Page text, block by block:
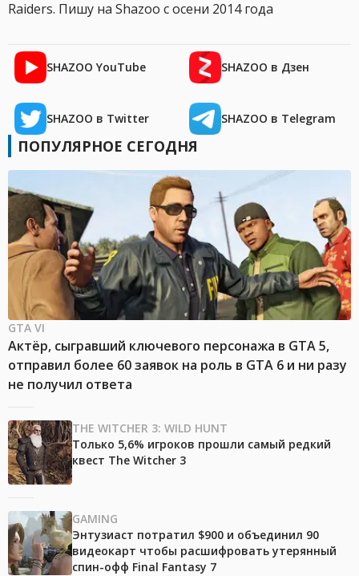
Raiders. Пишу на Shazoo с осени 2014 года
SHAZOO YouTube SHAZOO в Дзен
SHAZOO в Twitter SHAZOO в Telegram
ПОПУЛЯРНОЕ СЕГОДНЯ
GTA VI
Актёр, сыгравший ключевого персонажа в GTA 5,
отправил более 60 заявок на роль в GTA 6 и ни разу
не получил ответа
THE WITCHER 3: WILD HUNT
Только 5,6% игроков прошли самый редкий
квест The Witcher 3
GAMING
Энтузиаст потратил $900 и объединил 90
видеокарт чтобы расшифровать утерянный
спин-офф Final Fantasy 7